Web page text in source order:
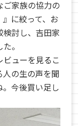
ご家族の協力の
に絞って、お
検討し、吉田家
。
ューを見るこ
の生の声を聞
今後買い足し